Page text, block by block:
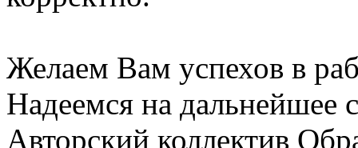
Желаем Вам успехов в
Надеемся на дальнейшее
Авторский коллектив